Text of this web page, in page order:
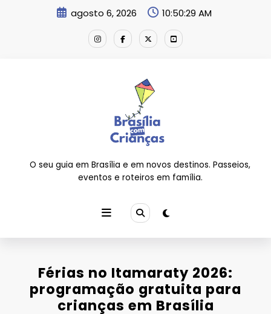
agosto 6, 2026 10:50:29 AM
O seu guia em Brasília e em novos destinos. Passeios,
eventos e roteiros em família.
Férias no Itamaraty 2026:
programação gratuita para
crianças em Brasília